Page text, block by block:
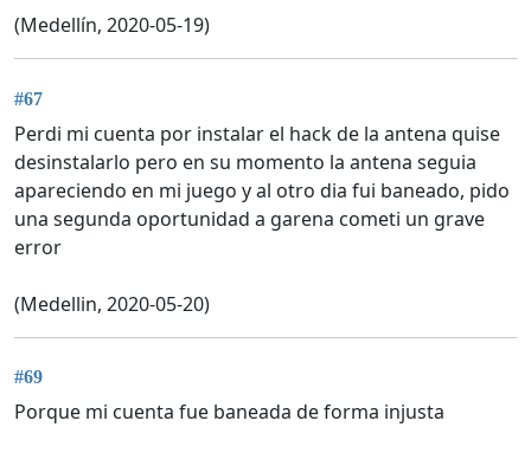
(Medellín, 2020-05-19)
#67
Perdi mi cuenta por instalar el hack de la antena quise
desinstalarlo pero en su momento la antena seguia
apareciendo en mi juego y al otro dia fui baneado, pido
una segunda oportunidad a garena cometi un grave
error
(Medellin, 2020-05-20)
#69
Porque mi cuenta fue baneada de forma injusta